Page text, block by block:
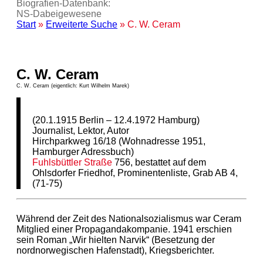
Biografien-Datenbank:
NS‑Dabeigewesene
Start» Erweiterte Suche » C. W. Ceram
C. W. Ceram
C. W. Ceram (eigentlich: Kurt Wilhelm Marek)
(20.1.1915 Berlin – 12.4.1972 Hamburg)
Journalist, Lektor, Autor
Hirchparkweg 16/18 (Wohnadresse 1951,
Hamburger Adressbuch)
Fuhlsbüttler Straße 756, bestattet auf dem
Ohlsdorfer Friedhof, Prominentenliste, Grab AB 4,
(71-75)
Während der Zeit des Nationalsozialismus war Ceram
Mitglied einer Propagandakompanie. 1941 erschien
sein Roman „Wir hielten Narvik“ (Besetzung der
nordnorwegischen Hafenstadt), Kriegsberichter.